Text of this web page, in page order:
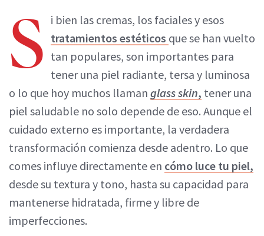
S i bien las cremas, los faciales y esos
tratamientos estéticos que se han vuelto
tan populares, son importantes para
tener una piel radiante, tersa y luminosa
o lo que hoy muchos llaman glass skin, tener una
piel saludable no solo depende de eso. Aunque el
cuidado externo es importante, la verdadera
transformación comienza desde adentro. Lo que
comes influye directamente en cómo luce tu piel,
desde su textura y tono, hasta su capacidad para
mantenerse hidratada, firme y libre de
imperfecciones.